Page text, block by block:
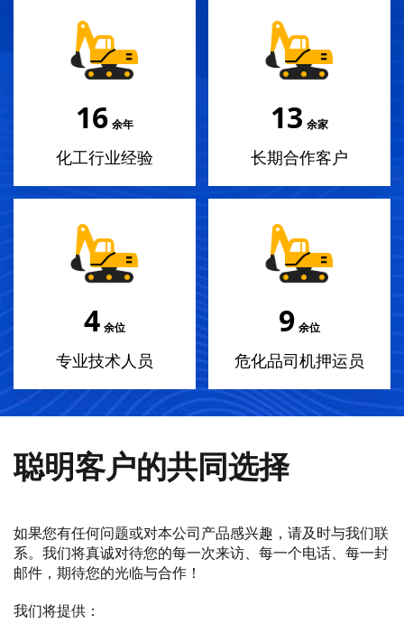
17 余年
化工行业经验
14 余家
长期合作客户
4 余位
专业技术人员
10 余位
危化品司机押运员
聪明客户的共同选择
如果您有任何问题或对本公司产品感兴趣，请及时与我们联
系。我们将真诚对待您的每一次来访、每一个电话、每一封
邮件，期待您的光临与合作！
我们将提供：